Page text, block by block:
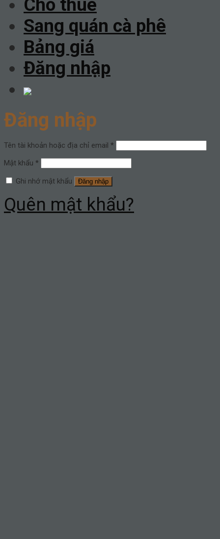
Cho thuê
Sang quán cà phê
Bảng giá
Đăng nhập
Đăng nhập
Tên tài khoản hoặc địa chỉ email *
Mật khẩu *
Ghi nhớ mật khẩu Đăng nhập
Quên mật khẩu?